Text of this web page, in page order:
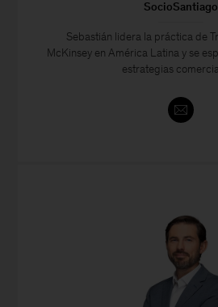
SocioSantiago
Sebastián lidera la práctica de
McKinsey en América Latina y se
estrategias